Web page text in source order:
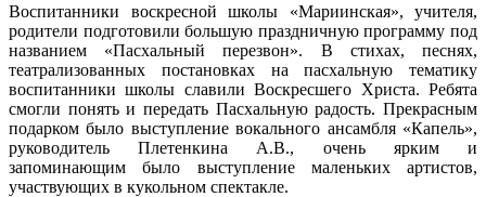
Воспитанники воскресной школы «Мариинская», учителя,
родители подготовили большую праздничную программу под
названием «Пасхальный перезвон». В стихах, песнях,
театрализованных постановках на пасхальную тематику
воспитанники школы славили Воскресшего Христа. Ребята
смогли понять и передать Пасхальную радость. Прекрасным
подарком было выступление вокального ансамбля «Капель»,
руководитель Плетенкина А.В., очень ярким и
запоминающим было выступление маленьких артистов,
участвующих в кукольном спектакле.